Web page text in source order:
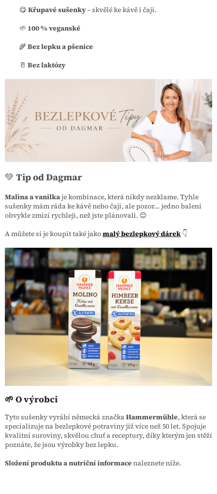
😋 Křupavé sušenky– skvělé ke kávě i čaji.
🌱 100 % veganské
🌾 Bez lepku a pšenice
🥛 Bez laktózy
💚 Tip od Dagmar
Malina a vanilkaje kombinace, která nikdy nezklame. Tyhle
sušenky mám ráda ke kávě nebo čaji, ale pozor… jedno balení
obvykle zmizí rychleji, než jste plánovali. 😊
A můžete si je koupit také jakomalý bezlepkový dárek 👇
🌱 O výrobci
Tyto sušenky vyrábí německá značkaHammermühle, která se
specializuje na bezlepkové potraviny již více než 50 let. Spojuje
kvalitní suroviny, skvělou chuť a receptury, díky kterým jen stěží
poznáte, že jsou výrobky bez lepku.
Složení produktu a nutriční informacenaleznete níže.